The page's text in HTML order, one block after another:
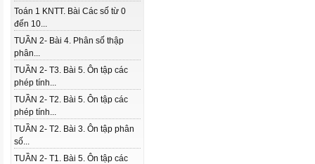
Toán 1 KNTT. Bài Các số từ 0
đến 10...
TUẦN 2- Bài 4. Phân số thập
phân...
TUẦN 2- T3. Bài 5. Ôn tập các
phép tính...
TUẦN 2- T2. Bài 5. Ôn tập các
phép tính...
TUẦN 2- T2. Bài 3. Ôn tập phân
số...
TUẦN 2- T1. Bài 5. Ôn tập các